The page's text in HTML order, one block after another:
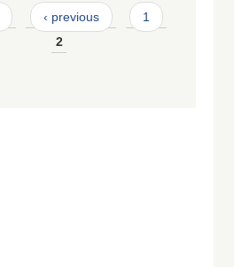
‹ previous
1
2